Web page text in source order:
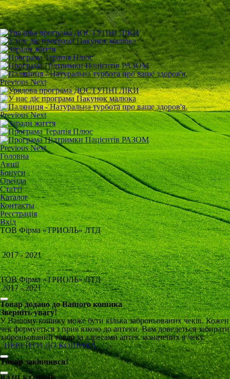
Previous Next
Previous Next
Previous Next
Головна
Акції
Бонуси
Оренда
Статті
Каталог
Контакты
Реєстрація
Вхід
ТОВ Фірма «ТРИОЛЬ» ЛТД
2017 - 2021
ТОВ Фірма «ТРИОЛЬ» ЛТД
2017 - 2021
Товар додано до Вашого кошика
Зверніть увагу!
У Вашому кошику може бути кілька заброньованих чеків. Кожен
чек формуеться з прив'язкою до аптеки. Вам доведеться забирати
заброньований товар за адресами аптек зазначених в чеку.
ПЕРЕЙТИ ДО КОШИКА
Tовар закінчився!